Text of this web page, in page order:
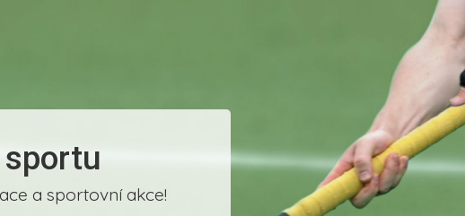
sportu
a sportovní akce!